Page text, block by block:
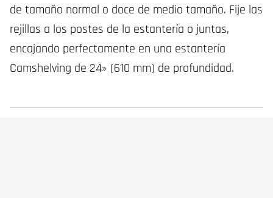
de tamaño normal o doce de medio tamaño. Fije las
rejillas a los postes de la estantería o juntas,
encajando perfectamente en una estantería
Camshelving de 24» (610 mm) de profundidad.